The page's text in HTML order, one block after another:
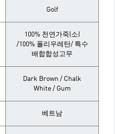
Golf
100% 천연가죽(소)
/100% 폴리우레탄/ 특수
배합합성고무
Dark Brown / Chalk
White / Gum
베트남